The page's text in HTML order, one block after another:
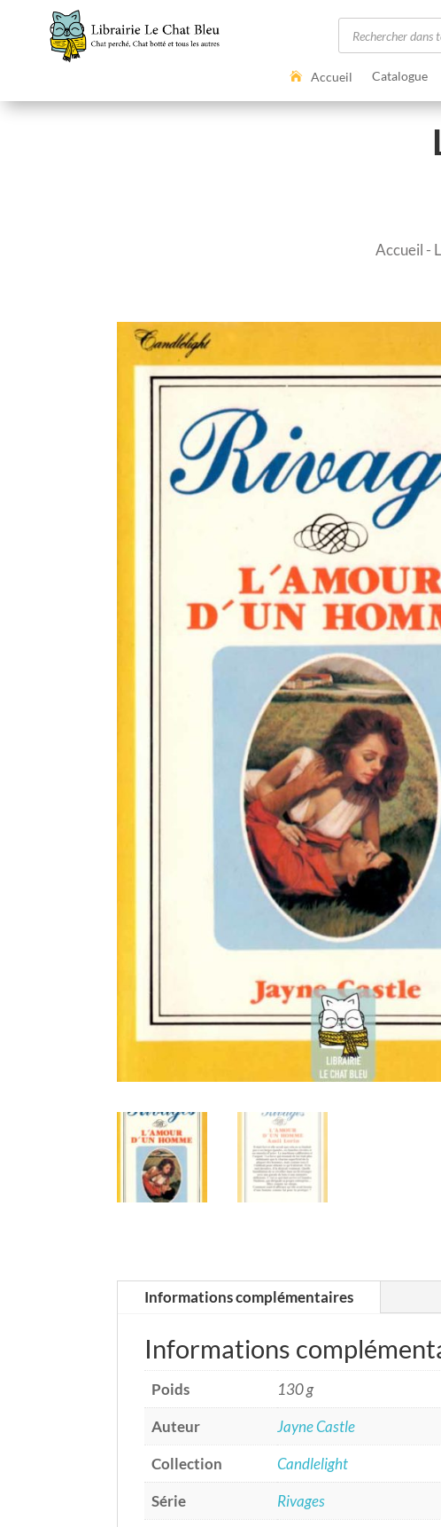
Recherche
de
produits
Accueil
Catalogue
Accueil -
Informations complémentaires
Informations
Poids
130 g
Auteur
Jayne Castle
Collection
Candlelight
Série
Rivages